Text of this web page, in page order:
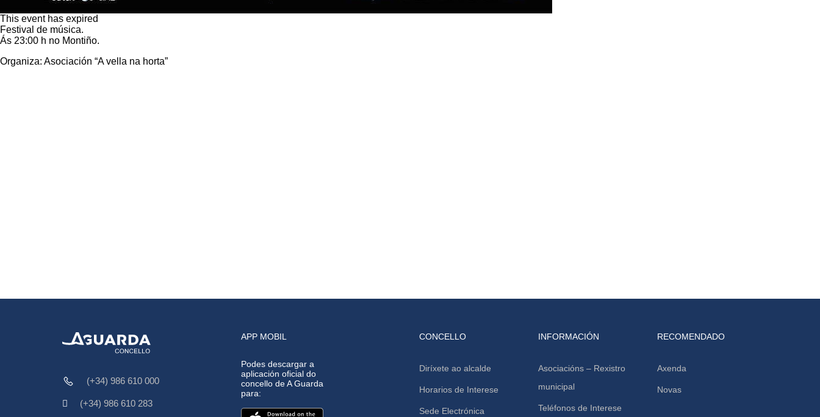
This event has expired
Festival de música.
Ás 23:00 h no Montiño.
Organiza: Asociación “A vella na horta”
(+34) 986 610 000
(+34) 986 610 283
APP MOBIL
Podes descargar a
aplicación oficial do
concello de A Guarda
para:
CONCELLO
Diríxete ao alcalde
Horarios de Interese
Sede Electrónica
INFORMACIÓN
Asociacións – Rexistro
municipal
Teléfonos de Interese
RECOMENDADO
Axenda
Novas